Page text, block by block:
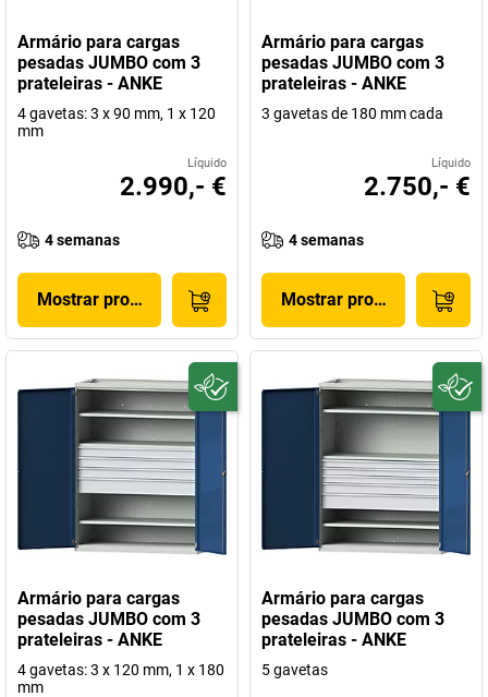
Armário para cargas
pesadas JUMBO com 3
prateleiras - ANKE
4 gavetas: 3 x 90 mm, 1 x 120
mm
Líquido
2.990,- €
4 semanas
Mostrar produto
Armário para cargas
pesadas JUMBO com 3
prateleiras - ANKE
3 gavetas de 180 mm cada
Líquido
2.750,- €
4 semanas
Mostrar produto
Armário para cargas
pesadas JUMBO com 3
prateleiras - ANKE
4 gavetas: 3 x 120 mm, 1 x 180
mm
Armário para cargas
pesadas JUMBO com 3
prateleiras - ANKE
5 gavetas